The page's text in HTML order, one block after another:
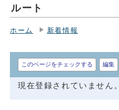
ルート
ホーム 新着情報
このページをチェックする 編集
現在登録されていません。